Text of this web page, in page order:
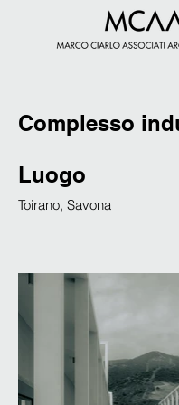
Complesso
Luogo
Toirano, Savona